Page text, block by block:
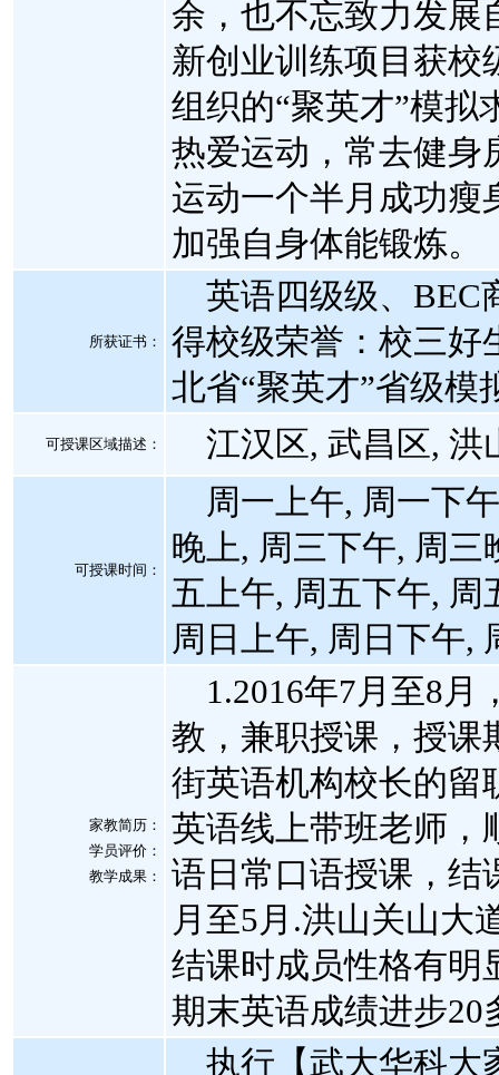
余，也不忘致力发展
新创业训练项目获校
组织的“聚英才”模拟
热爱运动，常去健身
运动一个半月成功瘦
加强自身体能锻炼。
所获证书 ：
英语四级级、BEC
得校级荣誉：校三好
北省“聚英才”省级模
可授课区域描述： 江汉区, 武昌区, 洪
可授课时间：
周一上午, 周一下
晚上, 周三下午, 周三
五上午, 周五下午, 周
周日上午, 周日下午,
家教简历：
学员评价：
教学成果：
1.2016年7月至8月
教，兼职授课，授课
街英语机构校长的留
英语线上带班老师，
语日常口语授课，结
月至5月.洪山关山大
结课时成员性格有明
期末英语成绩进步20
执行【武大华科大